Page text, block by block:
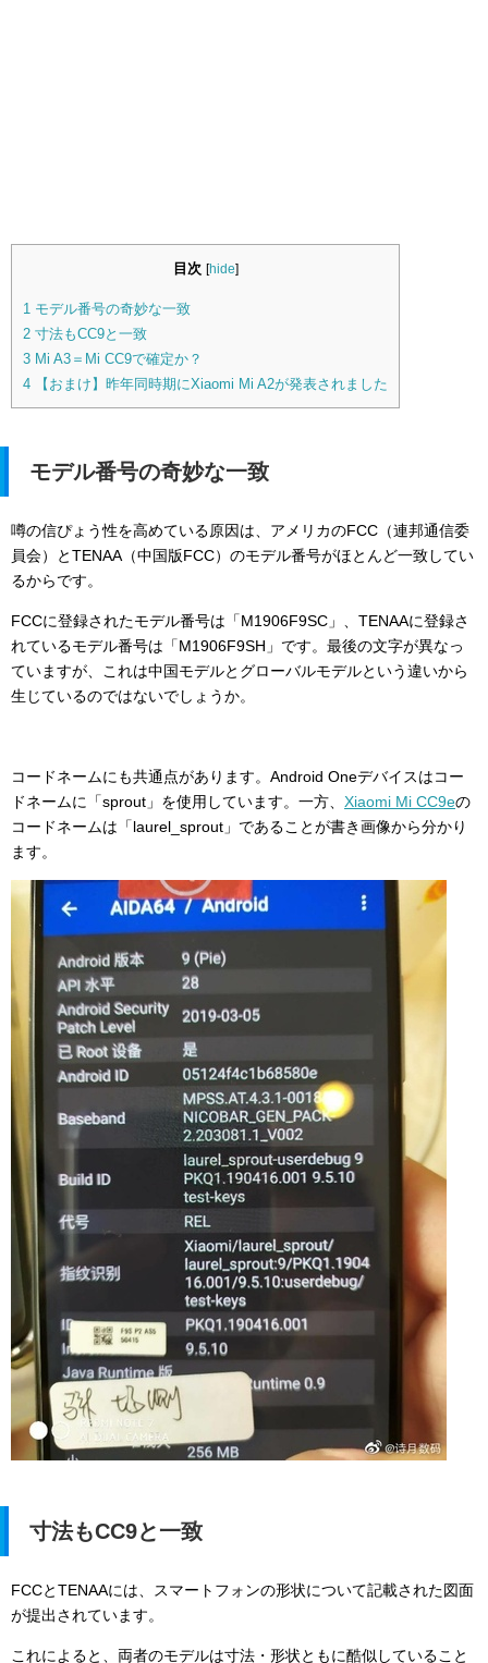
目次 [hide]
1 モデル番号の奇妙な一致
2 寸法もCC9と一致
3 Mi A3＝Mi CC9で確定か？
4 【おまけ】昨年同時期にXiaomi Mi A2が発表されました
モデル番号の奇妙な一致
噂の信ぴょう性を高めている原因は、アメリカのFCC（連邦通信委
員会）とTENAA（中国版FCC）のモデル番号がほとんど一致してい
るからです。
FCCに登録されたモデル番号は「M1906F9SC」、TENAAに登録さ
れているモデル番号は「M1906F9SH」です。最後の文字が異なっ
ていますが、これは中国モデルとグローバルモデルという違いから
生じているのではないでしょうか。
コードネームにも共通点があります。Android Oneデバイスはコー
ドネームに「sprout」を使用しています。一方、 Xiaomi Mi CC9eの
コードネームは「laurel_sprout」であることが書き画像から分かり
ます。
寸法もCC9と一致
FCCとTENAAには、スマートフォンの形状について記載された図面
が提出されています。
これによると、両者のモデルは寸法・形状ともに酷似していること